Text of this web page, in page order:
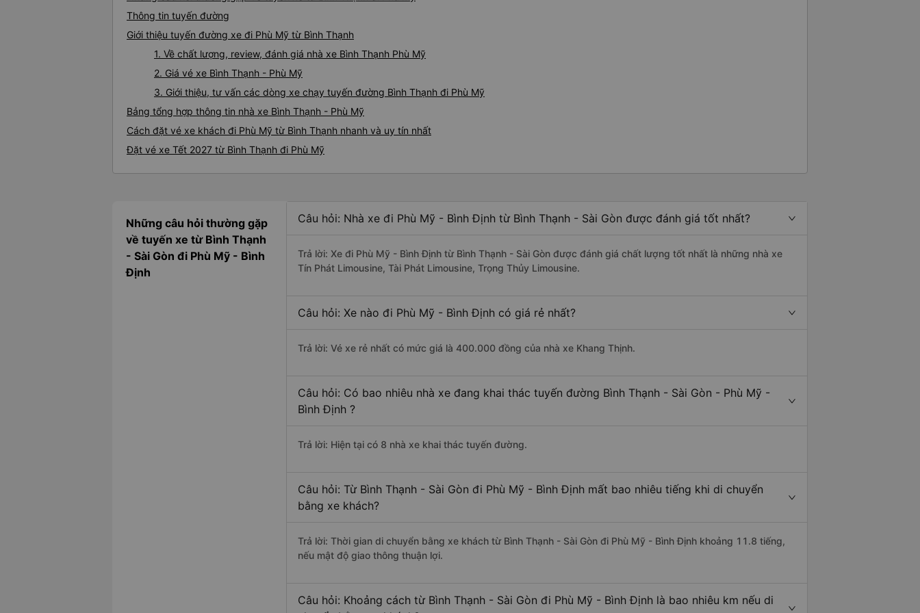
Thông tin tuyến đường
Giới thiệu tuyến đường xe đi Phù Mỹ từ Bình Thạnh
1. Về chất lượng, review, đánh giá nhà xe Bình Thạnh Phù Mỹ
2. Giá vé xe Bình Thạnh - Phù Mỹ
3. Giới thiệu, tư vấn các dòng xe chạy tuyến đường Bình Thạnh đi Phù Mỹ
Bảng tổng hợp thông tin nhà xe Bình Thạnh - Phù Mỹ
Cách đặt vé xe khách đi Phù Mỹ từ Bình Thạnh nhanh và uy tín nhất
Đặt vé xe Tết 2027 từ Bình Thạnh đi Phù Mỹ
Những câu hỏi thường gặp
về tuyến xe từ Bình Thạnh
- Sài Gòn đi Phù Mỹ - Bình
Định
Câu hỏi: Nhà xe đi Phù Mỹ - Bình Định từ Bình Thạnh - Sài Gòn được đánh giá tốt nhất?
Trả lời: Xe đi Phù Mỹ - Bình Định từ Bình Thạnh - Sài Gòn được đánh giá chất lượng tốt nhất là những nhà xe
Tín Phát Limousine, Tài Phát Limousine, Trọng Thủy Limousine.
Câu hỏi: Xe nào đi Phù Mỹ - Bình Định có giá rẻ nhất?
Trả lời: Vé xe rẻ nhất có mức giá là 400.000 đồng của nhà xe Khang Thịnh.
Câu hỏi: Có bao nhiêu nhà xe đang khai thác tuyến đường Bình Thạnh - Sài Gòn - Phù Mỹ -
Bình Định ?
Trả lời: Hiện tại có 8 nhà xe khai thác tuyến đường.
Câu hỏi: Từ Bình Thạnh - Sài Gòn đi Phù Mỹ - Bình Định mất bao nhiêu tiếng khi di chuyển
bằng xe khách?
Trả lời: Thời gian di chuyển bằng xe khách từ Bình Thạnh - Sài Gòn đi Phù Mỹ - Bình Định khoảng 11.8 tiếng,
nếu mật độ giao thông thuận lợi.
Câu hỏi: Khoảng cách từ Bình Thạnh - Sài Gòn đi Phù Mỹ - Bình Định là bao nhiêu km nếu di